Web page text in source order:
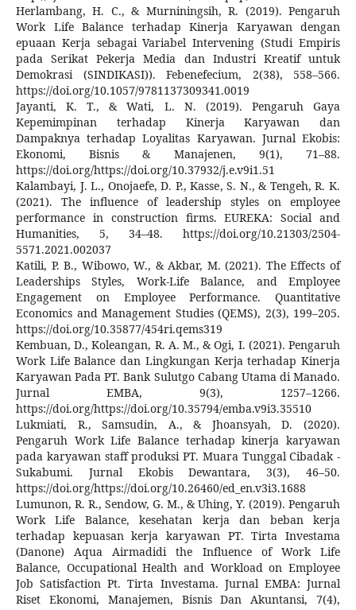
Herlambang, H. C., & Murniningsih, R. (2019). Pengaruh
Work Life Balance terhadap Kinerja Karyawan dengan
epuaan Kerja sebagai Variabel Intervening (Studi Empiris
pada Serikat Pekerja Media dan Industri Kreatif untuk
Demokrasi (SINDIKASI)). Febenefecium, 2(38), 558–566.
https://doi.org/10.1057/9781137309341.0019
Jayanti, K. T., & Wati, L. N. (2019). Pengaruh Gaya
Kepemimpinan terhadap Kinerja Karyawan dan
Dampaknya terhadap Loyalitas Karyawan. Jurnal Ekobis:
Ekonomi, Bisnis & Manajenen, 9(1), 71–88.
https://doi.org/https://doi.org/10.37932/j.e.v9i1.51
Kalambayi, J. L., Onojaefe, D. P., Kasse, S. N., & Tengeh, R. K.
(2021). The influence of leadership styles on employee
performance in construction firms. EUREKA: Social and
Humanities, 5, 34–48. https://doi.org/10.21303/2504-
5571.2021.002037
Katili, P. B., Wibowo, W., & Akbar, M. (2021). The Effects of
Leaderships Styles, Work-Life Balance, and Employee
Engagement on Employee Performance. Quantitative
Economics and Management Studies (QEMS), 2(3), 199–205.
https://doi.org/10.35877/454ri.qems319
Kembuan, D., Koleangan, R. A. M., & Ogi, I. (2021). Pengaruh
Work Life Balance dan Lingkungan Kerja terhadap Kinerja
Karyawan Pada PT. Bank Sulutgo Cabang Utama di Manado.
Jurnal EMBA, 9(3), 1257–1266.
https://doi.org/https://doi.org/10.35794/emba.v9i3.35510
Lukmiati, R., Samsudin, A., & Jhoansyah, D. (2020).
Pengaruh Work Life Balance terhadap kinerja karyawan
pada karyawan staff produksi PT. Muara Tunggal Cibadak -
Sukabumi. Jurnal Ekobis Dewantara, 3(3), 46–50.
https://doi.org/https://doi.org/10.26460/ed_en.v3i3.1688
Lumunon, R. R., Sendow, G. M., & Uhing, Y. (2019). Pengaruh
Work Life Balance, kesehatan kerja dan beban kerja
terhadap kepuasan kerja karyawan PT. Tirta Investama
(Danone) Aqua Airmadidi the Influence of Work Life
Balance, Occupational Health and Workload on Employee
Job Satisfaction Pt. Tirta Investama. Jurnal EMBA: Jurnal
Riset Ekonomi, Manajemen, Bisnis Dan Akuntansi, 7(4),